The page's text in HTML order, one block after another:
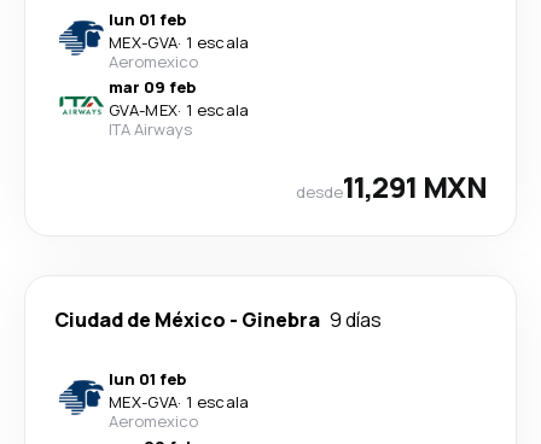
lun 01 feb
MEX-GVA· 1 escala
Aeromexico
mar 09 feb
GVA-MEX· 1 escala
ITA Airways
desde11,291 MXN
Ciudad de México - Ginebra 9 días
lun 01 feb
MEX-GVA· 1 escala
Aeromexico